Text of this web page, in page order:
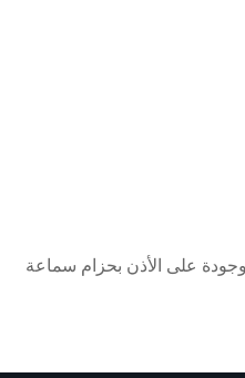
على الأذن بحزام سماعة